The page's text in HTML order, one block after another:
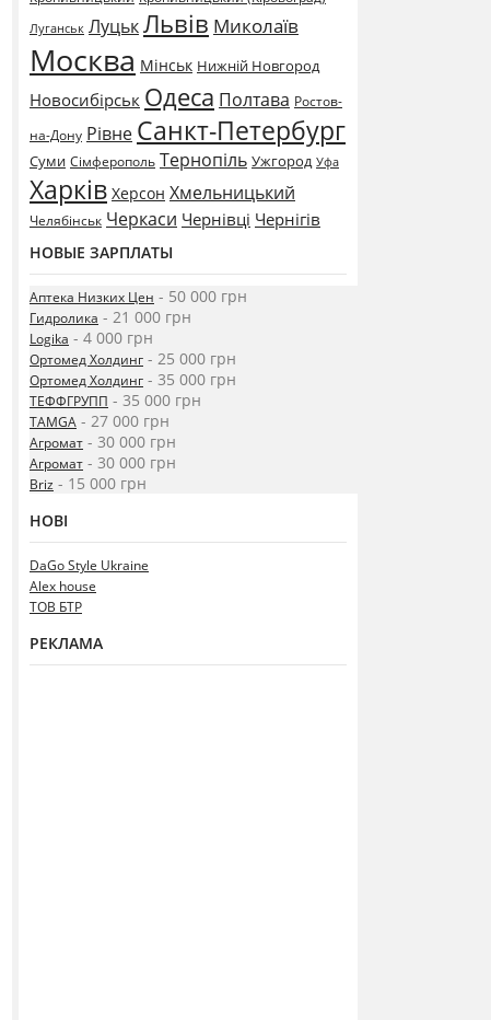
Луганськ ЛуцькЛьвів Миколаїв
Москва Мінськ Нижній Новгород
Новосибірськ Одеса Полтава Ростов-
на-Дону Рівне Санкт-Петербург
Суми Сімферополь Тернопіль Ужгород Уфа
Харків Херсон Хмельницький
Челябінськ Черкаси Чернівці Чернігів
НОВЫЕ ЗАРПЛАТЫ
Аптека Низких Цен - 50 000 грн
Гидролика - 21 000 грн
Logika - 4 000 грн
Ортомед Холдинг - 25 000 грн
Ортомед Холдинг - 35 000 грн
ТЕФФГРУПП - 35 000 грн
TAMGA - 27 000 грн
Агромат - 30 000 грн
Агромат - 30 000 грн
Briz - 15 000 грн
НОВІ
DaGo Style Ukraine
Alex house
ТОВ БТР
РЕКЛАМА